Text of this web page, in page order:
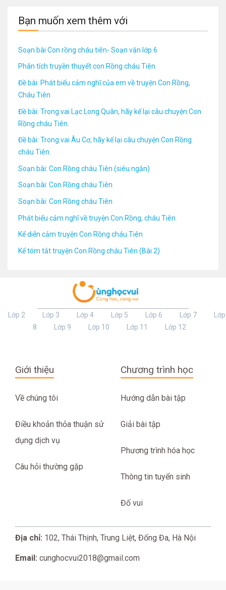
Bạn muốn xem thêm với
Soạn bài Con rồng cháu tiên- Soạn văn lớp 6
Phân tích truyền thuyết con Rồng cháu Tiên
Đề bài: Phát biểu cảm nghĩ của em về truyện Con Rồng,
Cháu Tiên
Đề bài: Trong vai Lạc Long Quân, hãy kể lại câu chuyện Con
Rồng cháu Tiên.
Đề bài: Trong vai Âu Cơ, hãy kể lại câu chuyện Con Rồng
cháu Tiên.
Soạn bài: Con Rồng cháu Tiên (siêu ngắn)
Soạn bài: Con Rồng cháu Tiên
Soạn bài: Con Rồng cháu Tiên
Phát biểu cảm nghĩ về truyện Con Rồng, cháu Tiên
Kể diễn cảm truyện Con Rồng cháu Tiên
Kể tóm tắt truyện Con Rồng cháu Tiên (Bài 2)
Lớp 2 Lớp 3 Lớp 4 Lớp 5 Lớp 6 Lớp 7
Lớp
8
Lớp 9 Lớp 10 Lớp 11 Lớp 12
Giới thiệu
Về chúng tôi
Điều khoản thỏa thuận sử
dụng dịch vụ
Câu hỏi thường gặp
Chương trình học
Hướng dẫn bài tập
Giải bài tập
Phương trình hóa học
Thông tin tuyển sinh
Đố vui
Địa chỉ: 102, Thái Thịnh, Trung Liệt, Đống Đa, Hà Nội
Email: cunghocvui2018@gmail.com